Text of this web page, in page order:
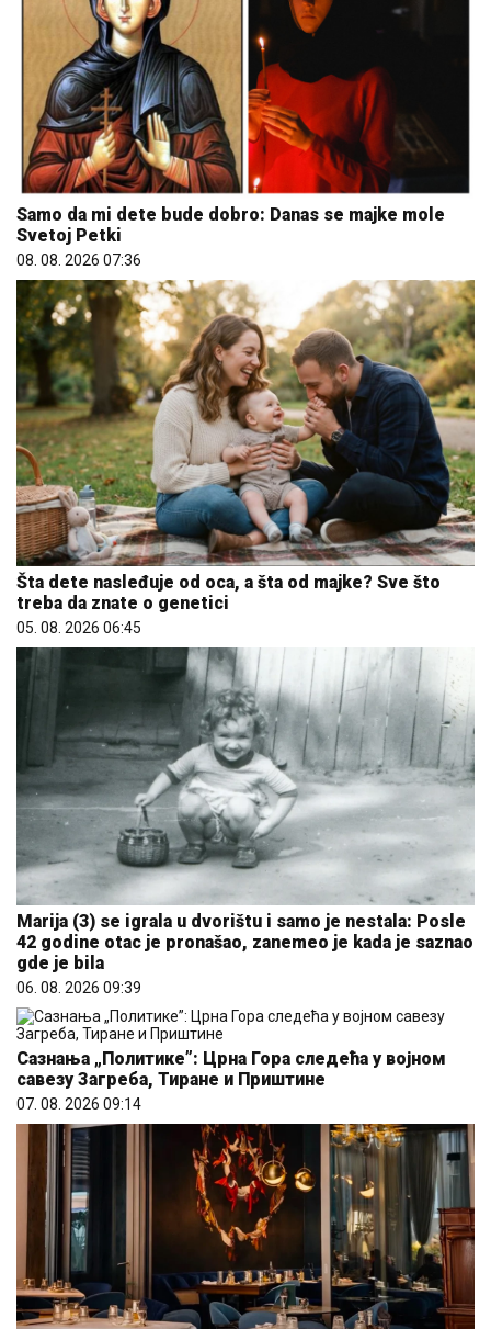
Samo da mi dete bude dobro: Danas se majke mole
Svetoj Petki
08. 08. 2026 07:36
Šta dete nasleđuje od oca, a šta od majke? Sve što
treba da znate o genetici
05. 08. 2026 06:45
Marija (3) se igrala u dvorištu i samo je nestala: Posle
42 godine otac je pronašao, zanemeo je kada je saznao
gde je bila
06. 08. 2026 09:39
Сазнања „Политике”: Црна Гора следећа у војном
савезу Загреба, Тиране и Приштине
07. 08. 2026 09:14